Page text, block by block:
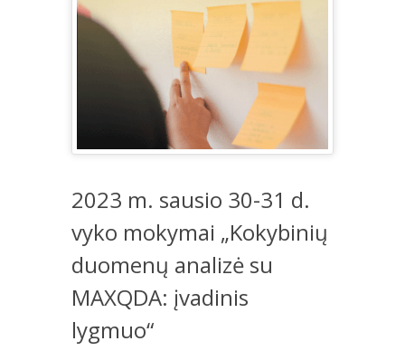
2023 m. sausio 30-31 d.
vyko mokymai „Kokybinių
duomenų analizė su
MAXQDA: įvadinis
lygmuo“